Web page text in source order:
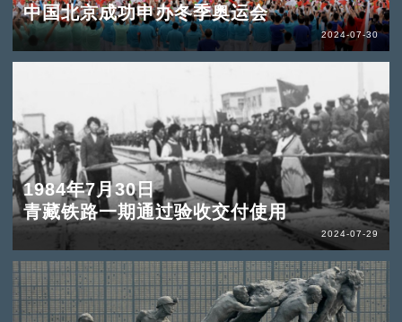
中国北京成功申办冬季奥运会
2024-07-30
1984年7月30日
青藏铁路一期通过验收交付使用
2024-07-29